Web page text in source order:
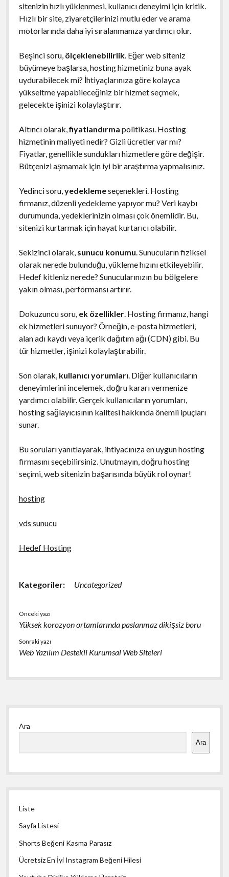
sitenizin hızlı yüklenmesi, kullanıcı deneyimi için kritik.
Hızlı bir site, ziyaretçilerinizi mutlu eder ve arama
motorlarında daha iyi sıralanmanıza yardımcı olur.
Beşinci soru, ölçeklenebilirlik. Eğer web siteniz
büyümeye başlarsa, hosting hizmetiniz buna ayak
uydurabilecek mi? İhtiyaçlarınıza göre kolayca
yükseltme yapabileceğiniz bir hizmet seçmek,
gelecekte işinizi kolaylaştırır.
Altıncı olarak,fiyatlandırma politikası. Hosting
hizmetinin maliyeti nedir? Gizli ücretler var mı?
Fiyatlar, genellikle sundukları hizmetlere göre değişir.
Bütçenizi aşmamak için iyi bir araştırma yapmalısınız.
Yedinci soru,yedeklemeseçenekleri. Hosting
firmanız, düzenli yedekleme yapıyor mu? Veri kaybı
durumunda, yedeklerinizin olması çok önemlidir. Bu,
sitenizi kurtarmak için hayat kurtarıcı olabilir.
Sekizinci olarak, sunucu konumu. Sunucuların fiziksel
olarak nerede bulunduğu, yükleme hızını etkileyebilir.
Hedef kitleniz nerede? Sunucularınızın bu bölgelere
yakın olması, performansı artırır.
Dokuzuncu soru, ek özellikler. Hosting firmanız, hangi
ek hizmetleri sunuyor? Örneğin, e-posta hizmetleri,
alan adı kaydı veya içerik dağıtım ağı (CDN) gibi. Bu
tür hizmetler, işinizi kolaylaştırabilir.
Son olarak, kullanıcı yorumları. Diğer kullanıcıların
deneyimlerini incelemek, doğru kararı vermenize
yardımcı olabilir. Gerçek kullanıcıların yorumları,
hosting sağlayıcısının kalitesi hakkında önemli ipuçları
sunar.
Bu soruları yanıtlayarak, ihtiyacınıza en uygun hosting
firmasını seçebilirsiniz. Unutmayın, doğru hosting
seçimi, web sitenizin başarısında büyük rol oynar!
hosting
vds sunucu
Hedef Hosting
Kategoriler: Uncategorized
Önceki yazı
Yüksek korozyon ortamlarında paslanmaz dikişsiz boru
Sonraki yazı
Web Yazılım Destekli Kurumsal Web Siteleri
Yan
Menü
Ara
Ara
Liste
Sayfa Listesi
Shorts Beğeni Kasma Parasız
Ücretsiz En İyi Instagram Beğeni Hilesi